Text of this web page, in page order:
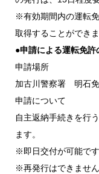
※有効期間内の運転
取得することができま
●申請による運転免許
申請場所
加古川警察署 明石
申請について
自主返納手続きを行
ます。
※即日交付が可能です
※再発行はできません